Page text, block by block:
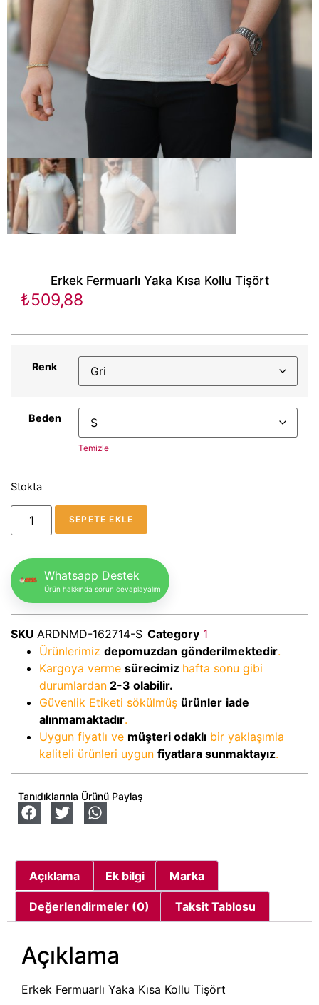
Erkek Fermuarlı Yaka Kısa Kollu Tişört
₺509,88
Renk
Beden
Temizle
Stokta
SEPETE EKLE
Whatsapp Destek
Ürün hakkında sorun cevaplayalım
SKU ARDNMD-162714-S Category 1
Ürünlerimiz depomuzdan gönderilmektedir.
Kargoya verme sürecimiz hafta sonu gibi
durumlardan 2-3 olabilir.
Güvenlik Etiketi sökülmüş ürünler iade
alınmamaktadır.
Uygun fiyatlı ve müşteri odaklı bir yaklaşımla
kaliteli ürünleri uygun fiyatlara sunmaktayız.
Tanıdıklarınla Ürünü Paylaş
Açıklama Ek bilgi Marka
Değerlendirmeler (0) Taksit Tablosu
Açıklama
Erkek Fermuarlı Yaka Kısa Kollu Tişört